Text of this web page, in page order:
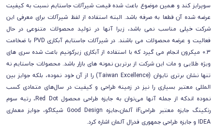
سوپرایز کند و همین موضوع باعث شده قیمت شیرآلات جاستایم نسبت به کیفیت
عرضه شده آن قطعا به صرفه باشد. البته استفاده از لفظ شیرآلات برای معرفی این
شرکت خیلی مناسب نمی باشد، زیرا آنها در تولید محصولات متنوعی در حال
فعالیت و عرضه محصولات می باشند. در شیرآلات جاستایم آبکاری PVD با ضخامت
0.3 میکرون انجام می گیرد که با استفاده از آبکاری زیرکونیم باعث شده سری های
ویژه طلایی و مات این شرکت از برترین نمونه های بازار باشد. محصولات جاستایم نه
تنها نشان برتری تایوان (Taiwan Excellence) را از آن خود نموده، بلکه جوایز بین
المللی معتبر بسیاری را نیز در زمینه طراحی و کیفیت در سال‌های متمادی کسب
نموده اندکه از جمله آنها می‌توان به جایزه طراحی محصول Red Dot، رتبه سوم
رنکینگ جایزه معتبر طراحیiF آلمان،جایزه Good Design شیکاگو، جوایز معماری
IDEA و جایزه طراحی جمهوری فدرال آلمان اشاره کرد.